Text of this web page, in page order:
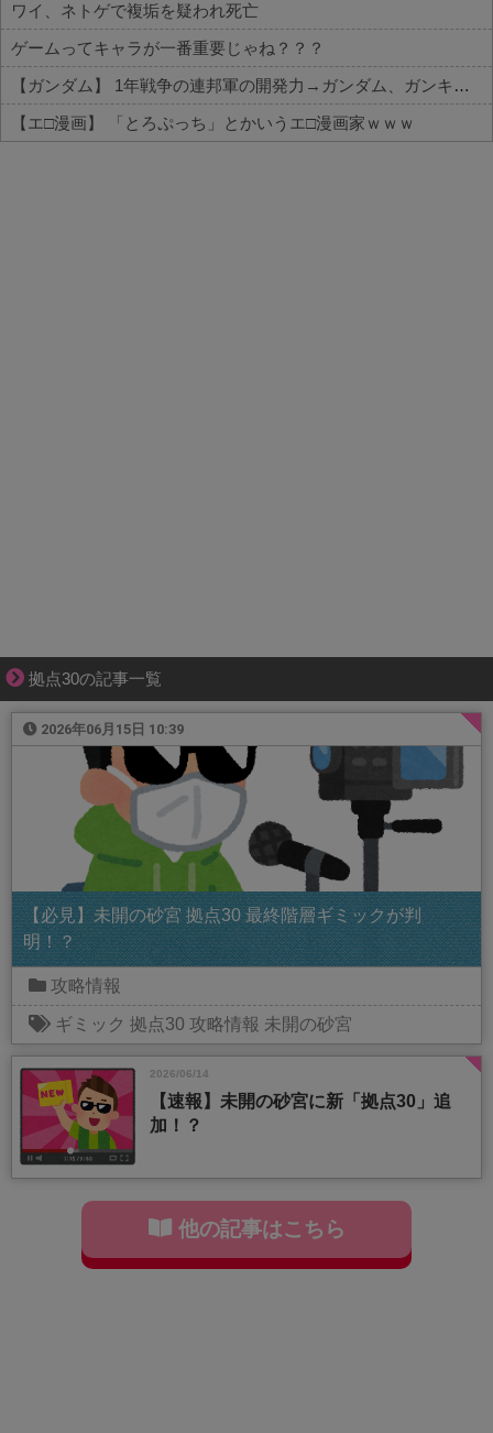
ワイ、ネトゲで複垢を疑われ死亡
ゲームってキャラが一番重要じゃね？？？
【ガンダム】 1年戦争の連邦軍の開発力→ガンダム、ガンキャノン、ガンタンク、ジム、ボール
【エ□漫画】 「とろぷっち」とかいうエ□漫画家ｗｗｗ
拠点30の記事一覧
2026年06月15日 10:39
【必見】未開の砂宮 拠点30 最終階層ギミックが判
明！？
攻略情報
ギミック 拠点30 攻略情報 未開の砂宮
2026/06/14
【速報】未開の砂宮に新「拠点30」追
加！？
他の記事はこちら